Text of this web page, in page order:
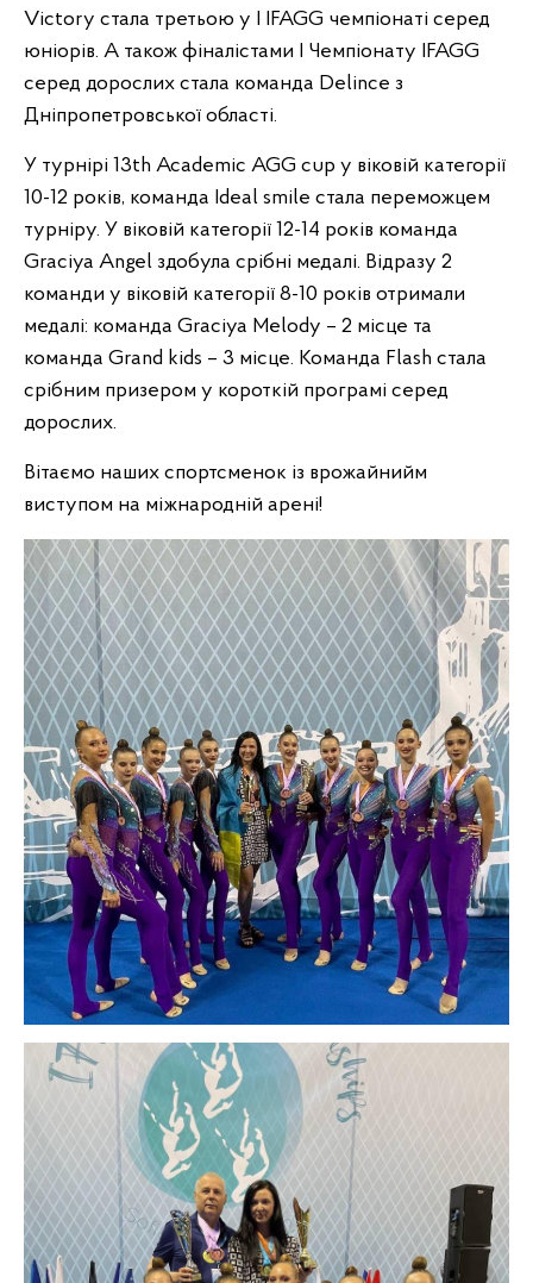
Victory стала третьою у І IFAGG чемпіонаті серед
юніорів. А також фіналістами І Чемпіонату IFAGG
серед дорослих стала команда Delince з
Дніпропетровської області.
У турнірі 13th Academic AGG cup у віковій категорії
10-12 років, команда Ideal smile стала переможцем
турніру. У віковій категорії 12-14 років команда
Graciya Angel здобула срібні медалі. Відразу 2
команди у віковій категорії 8-10 років отримали
медалі: команда Graciya Melody – 2 місце та
команда Grand kids – 3 місце. Команда Flash стала
срібним призером у короткій програмі серед
дорослих.
Вітаємо наших спортсменок із врожайнийм
виступом на міжнародній арені!